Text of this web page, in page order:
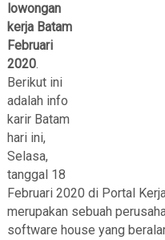
lowongan
kerja Batam
Februari
2020.
Berikut ini
adalah info
karir Batam
hari ini,
Selasa,
tanggal 18
Februari 2020 di Portal
merupakan sebuah
software house yang